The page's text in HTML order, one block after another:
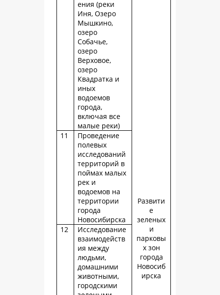
Развити
е
зеленых
и
парковы
х зон
города
Новосиб
ирска
ения (реки
Иня, Озеро
Мышкино,
озеро
Собачье,
озеро
Верховое,
озеро
Квадратка и
иных
водоемов
города,
включая все
малые реки)
11
Проведение
полевых
исследований
территорий в
поймах малых
рек и
водоемов на
территории
города
Новосибирска
12
Исследование
взаимодейств
ия между
людьми,
домашними
животными,
городскими